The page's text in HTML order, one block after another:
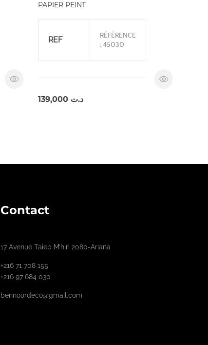
PAPIER PEINT
REF
RÉFÉRENCE
: 45030
د.ت 139,000
Contact
17 Avenue Taieb M’hiri 2080-Ariana
+216 71 708 155
+216 97 684 030
bennourdeco@gmail.com